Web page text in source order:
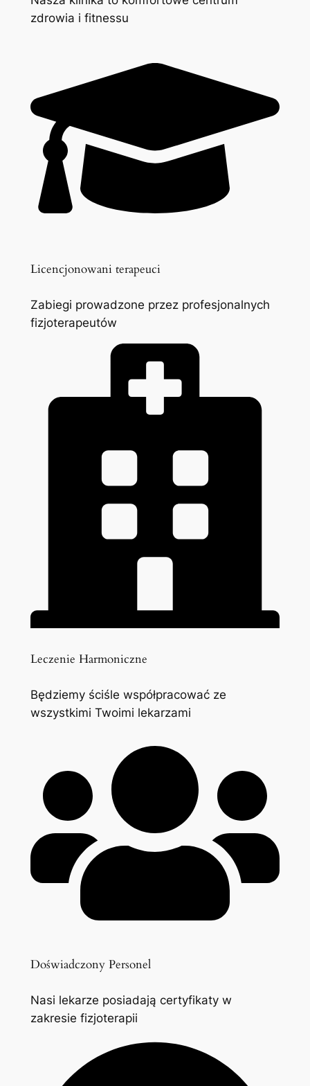
zdrowia i fitnessu
Licencjonowani terapeuci
Zabiegi prowadzone przez profesjonalnych
fizjoterapeutów
Leczenie Harmoniczne
Będziemy ściśle współpracować ze
wszystkimi Twoimi lekarzami
Doświadczony Personel
Nasi lekarze posiadają certyfikaty w
zakresie fizjoterapii